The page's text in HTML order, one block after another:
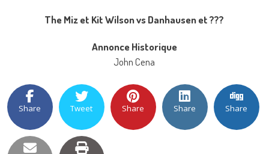
The Miz et Kit Wilson vs Danhausen et ???
Annonce Historique
John Cena
Share Tweet Share Share Share